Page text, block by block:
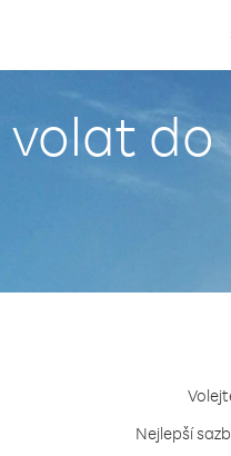
volat
Nejlepší